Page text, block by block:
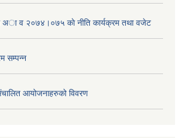
अा‍ व २०७४।०७५ काे नीति कार्यक्रम तथा वजेट
सम्पन्न
आयोजनाहरुको विवरण